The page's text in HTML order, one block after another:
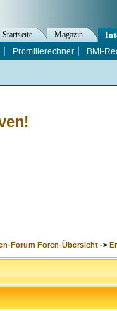
Forum Foren-Übersicht ->
Startseite Magazin
Promillerechner BMI-